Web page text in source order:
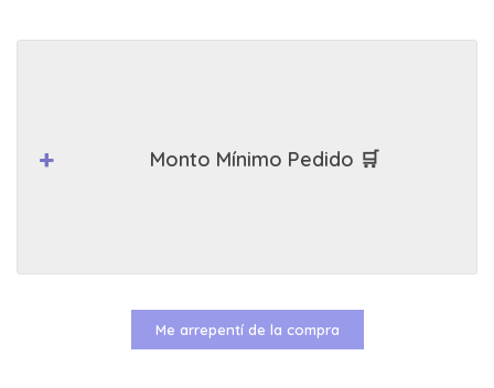
Monto Mínimo Pedido 🛒
Me arrepentí de la compra